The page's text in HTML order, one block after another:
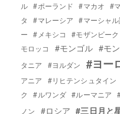
ル #ポーランド #マカオ #
タ
#マレーシア #マーシャ
ー
#メキシコ #モザンビーク
モロッコ
#モンゴル #モ
タニア
#ヨルダン #ヨー
アニア
#リヒテンシュタイン
ク
#ルワンダ #ルーマニア
ノン
#ロシア #三日月と